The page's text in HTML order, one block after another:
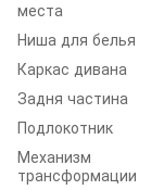
места
Ниша для белья
Каркас дивана
Задня частина
Подлокотник
Механизм
трансформации